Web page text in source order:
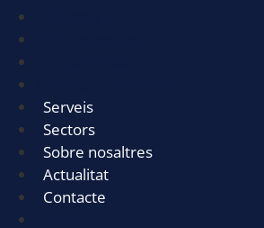
Serveis
Sectors
Sobre nosaltres
Actualitat
Contacte